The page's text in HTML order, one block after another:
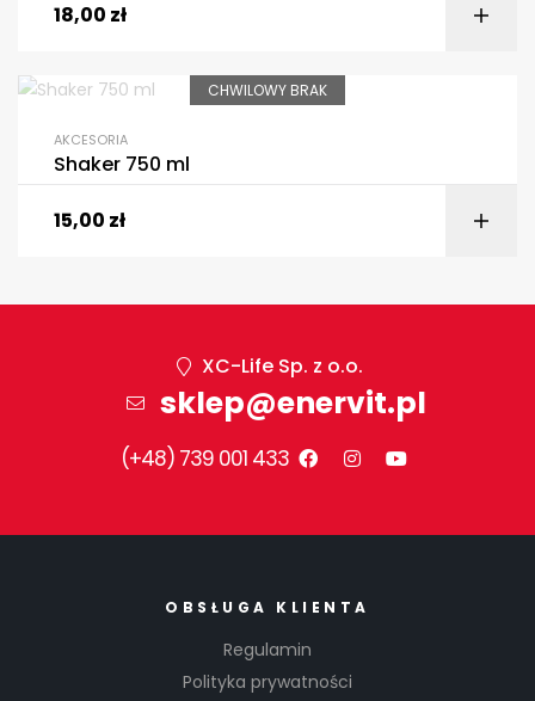
18,00 zł
CHWILOWY BRAK
AKCESORIA
Shaker 750 ml
15,00 zł
XC-Life Sp. z o.o.
sklep@enervit.pl
(+48) 739 001 433
OBSŁUGA KLIENTA
Regulamin
Polityka prywatności